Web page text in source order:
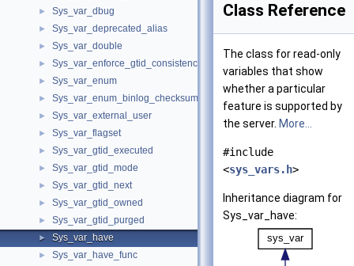
► Sys_var_dbug
► Sys_var_deprecated_alias
► Sys_var_double
► Sys_var_enforce_gtid_consistency
► Sys_var_enum
► Sys_var_enum_binlog_checksum
► Sys_var_external_user
► Sys_var_flagset
► Sys_var_gtid_executed
► Sys_var_gtid_mode
► Sys_var_gtid_next
► Sys_var_gtid_owned
► Sys_var_gtid_purged
► Sys_var_have
► Sys_var_have_func
Class Reference
The class for read-only
variables that show
whether a particular
feature is supported by
the server. More...
#include
<sys_vars.h>
Inheritance diagram for
Sys_var_have: